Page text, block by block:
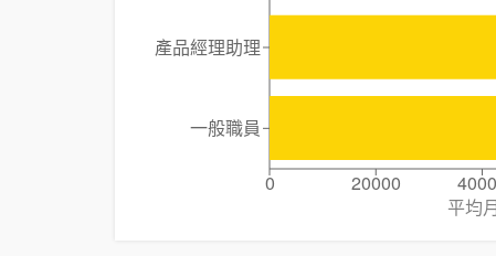
0 20000
平均
產品經理助理
一般職員